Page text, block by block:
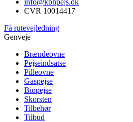
CVR 10014417
Få rutevejledning
Genveje
Brændeovne
Pejseindsatse
Pilleovne
Gaspejse
Biopejse
Skorsten
Tilbehør
Tilbud